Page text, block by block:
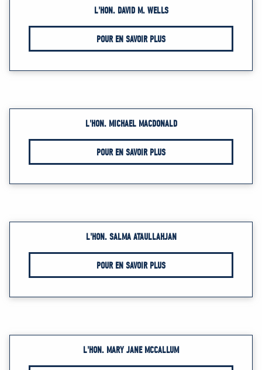
L'HON. DAVID M. WELLS
POUR EN SAVOIR PLUS
L'HON. MICHAEL MACDONALD
POUR EN SAVOIR PLUS
L'HON. SALMA ATAULLAHJAN
POUR EN SAVOIR PLUS
L'HON. MARY JANE MCCALLUM